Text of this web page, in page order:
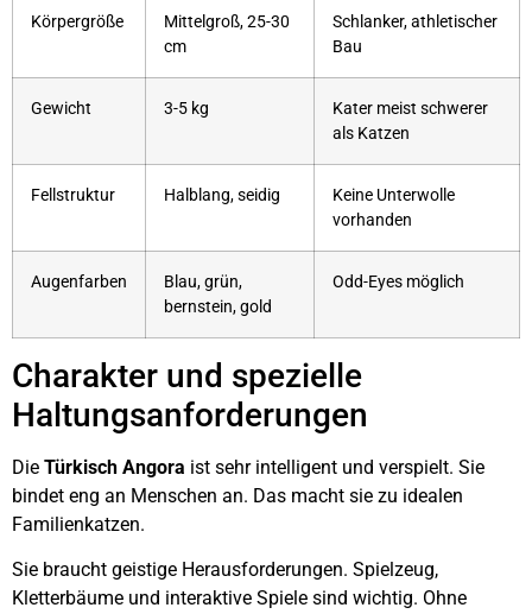
Körpergröße
Mittelgroß, 25-30
cm
Schlanker, athletischer
Bau
Gewicht 3-5 kg
Kater meist schwerer
als Katzen
Fellstruktur Halblang, seidig
Keine Unterwolle
vorhanden
Augenfarben
Blau, grün,
bernstein, gold
Odd-Eyes möglich
Charakter und spezielle
Haltungsanforderungen
Die Türkisch Angora ist sehr intelligent und verspielt. Sie
bindet eng an Menschen an. Das macht sie zu idealen
Familienkatzen.
Sie braucht geistige Herausforderungen. Spielzeug,
Kletterbäume und interaktive Spiele sind wichtig. Ohne